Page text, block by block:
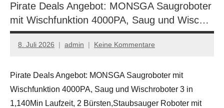
Pirate Deals Angebot: MONSGA Saugroboter
mit Wischfunktion 4000PA, Saug und Wisc…
8. Juli 2026 admin Keine Kommentare
Pirate Deals Angebot: MONSGA Saugroboter mit
Wischfunktion 4000PA, Saug und Wischroboter 3 in
1,140Min Laufzeit, 2 Bürsten,Staubsauger Roboter mit